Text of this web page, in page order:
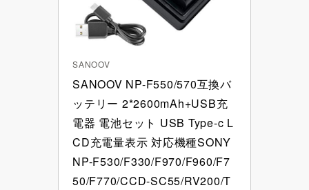
SANOOV
SANOOV NP-F550/570互換バ
ッテリー 2*2600mAh+USB充
電器 電池セット USB Type-c L
CD充電量表示 対応機種SONY
NP-F530/F330/F970/F960/F7
50/F770/CCD-SC55/RV200/T